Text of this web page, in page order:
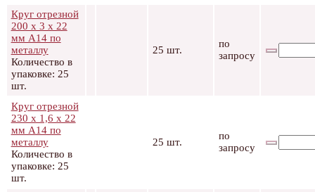
Круг отрезной
200 х 3 х 22
мм А14 по
металлу
Количество в
упаковке: 25
шт.
25 шт.
по
запросу
Круг отрезной
230 х 1,6 х 22
мм А14 по
металлу
Количество в
упаковке: 25
шт.
25 шт.
по
запросу